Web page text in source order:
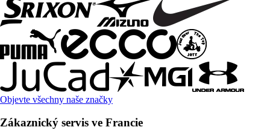
Objevte všechny naše značky
Zákaznický servis ve Francie